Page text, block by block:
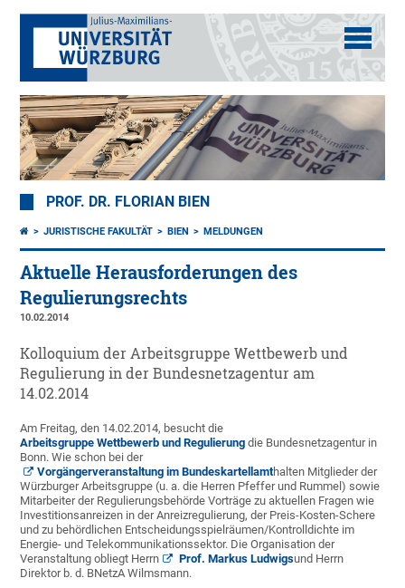
PROF. DR. FLORIAN BIEN
JURISTISCHE FAKULTÄT BIEN MELDUNGEN
Aktuelle Herausforderungen des
Regulierungsrechts
10.02.2014
Kolloquium der Arbeitsgruppe Wettbewerb und
Regulierung in der Bundesnetzagentur am
14.02.2014
Am Freitag, den 14.02.2014, besucht die
Arbeitsgruppe Wettbewerb und Regulierung die Bundesnetzagentur in
Bonn. Wie schon bei der
Vorgängerveranstaltung im Bundeskartellamthalten Mitglieder der
Würzburger Arbeitsgruppe (u. a. die Herren Pfeffer und Rummel) sowie
Mitarbeiter der Regulierungsbehörde Vorträge zu aktuellen Fragen wie
Investitionsanreizen in der Anreizregulierung, der Preis-Kosten-Schere
und zu behördlichen Entscheidungsspielräumen/Kontrolldichte im
Energie- und Telekommunikationssektor. Die Organisation der
Veranstaltung obliegt Herrn
Prof. Markus Ludwigsund Herrn
Direktor b. d. BNetzA Wilmsmann.